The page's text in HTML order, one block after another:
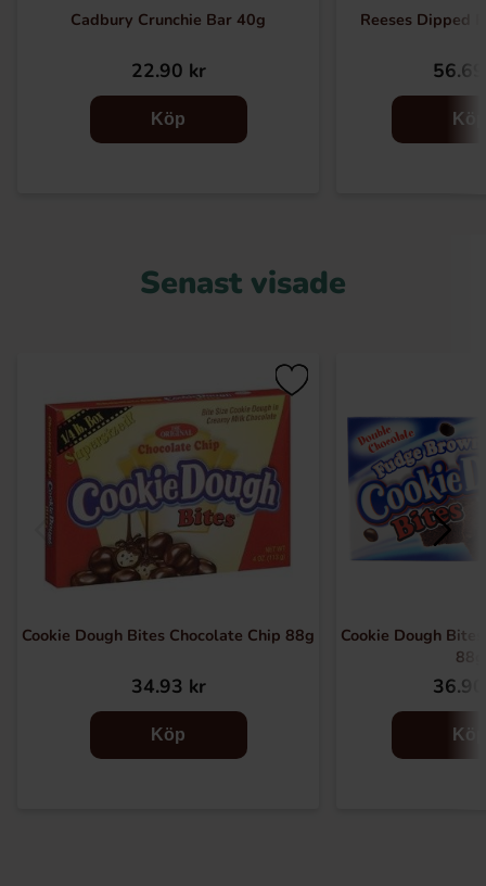
Cadbury Crunchie Bar 40g
22.90 kr
Köp
Reeses Dipped
Köp
Senast visade
Cookie Dough Bites Chocolate Chip 88g
34.93 kr
Köp
Cookie Dough
88g
Köp